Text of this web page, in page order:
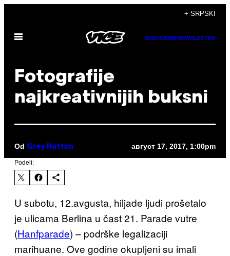
садржај
+ SRPSKI
Otvori
SUBSCRIBENEWSLETTER
Fotografije
najkreativnijih buksni
Od Grey Hutton август 17, 2017, 1:00pm
Podeli:
U subotu, 12.avgusta, hiljade ljudi prošetalo
je ulicama Berlina u čast 21. Parade vutre
(Hanfparade) – podrške legalizaciji
marihuane. Ove godine okupljeni su imali